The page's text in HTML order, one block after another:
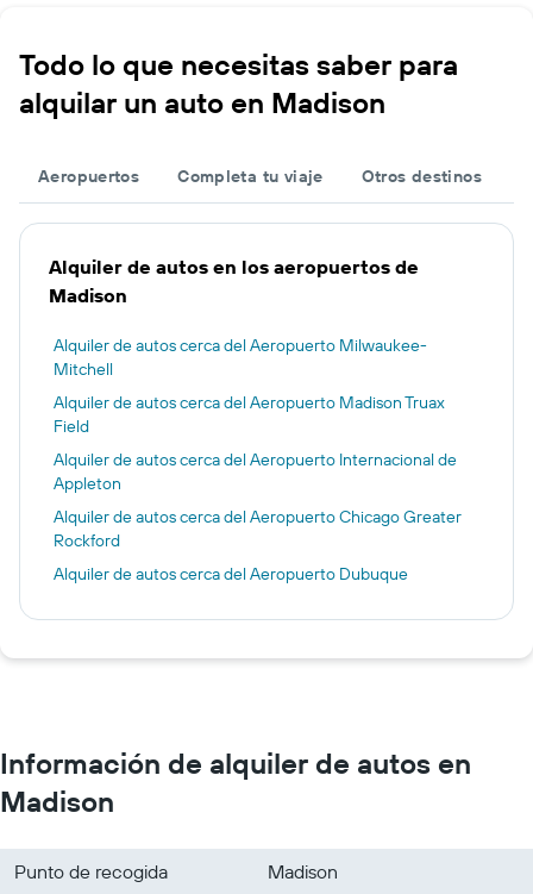
Todo lo que necesitas saber para
alquilar un auto en Madison
Aeropuertos Completa tu viaje Otros destinos
Alquiler de autos en los aeropuertos de
Madison
Alquiler de autos cerca del Aeropuerto Milwaukee-
Mitchell
Alquiler de autos cerca del Aeropuerto Madison Truax
Field
Alquiler de autos cerca del Aeropuerto Internacional de
Appleton
Alquiler de autos cerca del Aeropuerto Chicago Greater
Rockford
Alquiler de autos cerca del Aeropuerto Dubuque
Información de alquiler de autos en
Madison
Punto de recogida Madison